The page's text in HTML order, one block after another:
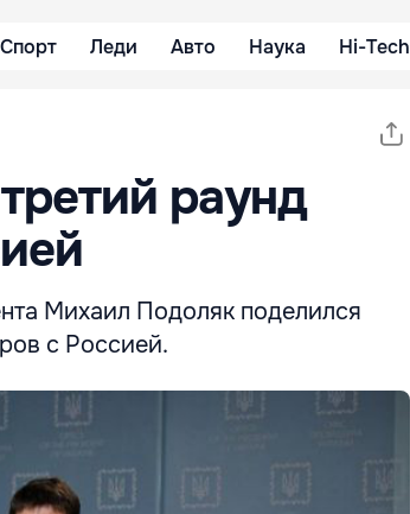
Спорт Леди Авто Наука Hi-Tech
раунд
Михаил Подоляк поделился
с Россией.